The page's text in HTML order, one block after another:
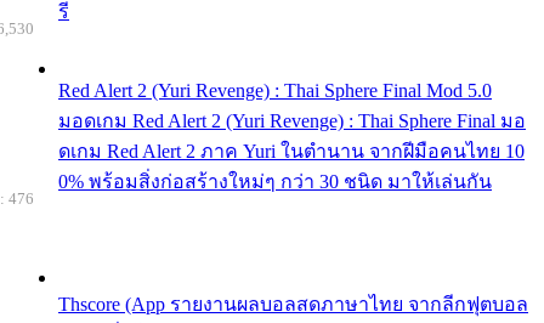
รี
Red Alert 2 (Yuri Revenge) : Thai Sphere Final Mod 5.0
มอดเกม Red Alert 2 (Yuri Revenge) : Thai Sphere Final มอ
ดเกม Red Alert 2 ภาค Yuri ในตำนาน จากฝีมือคนไทย 10
0% พร้อมสิ่งก่อสร้างใหม่ๆ กว่า 30 ชนิด มาให้เล่นกัน
Thscore (App รายงานผลบอลสดภาษาไทย จากลีกฟุตบอล
476